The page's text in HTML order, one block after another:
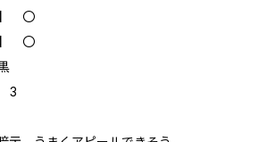
〇
〇
3